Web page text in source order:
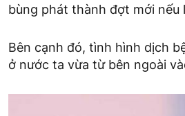
bùng phát thành đợt mới nếu
Bên cạnh đó, tình hình dịch
ở nước ta vừa từ bên ngoài